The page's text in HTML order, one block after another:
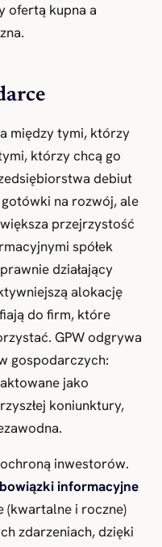
ofertą kupna a
między tymi, którzy
którzy chcą go
debiut
na rozwój, ale
przejrzystość
spółek
działający
alokację
do firm, które
GPW odgrywa
gospodarczych:
jako
koniunktury,
inwestorów.
informacyjne
i roczne)
zdarzeniach, dzięki